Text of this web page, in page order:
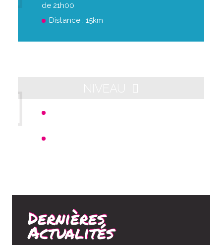
de 21h00
Distance : 15km
Dernières
Actualités